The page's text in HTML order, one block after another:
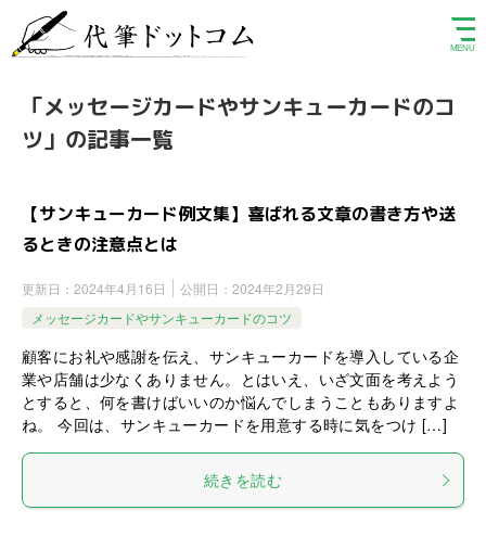
「メッセージカードやサンキューカードのコ
ツ」の記事一覧
【サンキューカード例文集】喜ばれる文章の書き方や送
るときの注意点とは
更新日： 2024年4月16日 公開日： 2024年2月29日
メッセージカードやサンキューカードのコツ
顧客にお礼や感謝を伝え、サンキューカードを導入している企
業や店舗は少なくありません。とはいえ、いざ文面を考えよう
とすると、何を書けばいいのか悩んでしまうこともありますよ
ね。 今回は、サンキューカードを用意する時に気をつけ […]
続きを読む